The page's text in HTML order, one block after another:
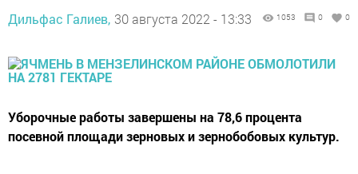
Дильфас Галиев, 30 августа 2022 - 13:33 1053 0 0
Уборочные работы завершены на 78,6 процента
посевной площади зерновых и зернобобовых культур.